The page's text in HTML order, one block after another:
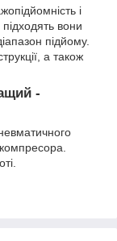
і
вони
підйому.
а також
-